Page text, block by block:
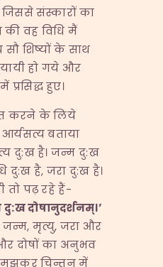
जिससे संस्कारों का
वह विधि मैं
शिष्यों के साथ
हो गये और
हुए।
करने के लिये
बताया
दु:ख है। जन्म दु:ख
दु:ख है, जरा दु:ख है।
तो पढ़ रहे हैं-
दु:खदोषानुदर्शनम्।’
जन्म, मृत्यु, जरा और
दोषों का अनुभव
चिन्तन में